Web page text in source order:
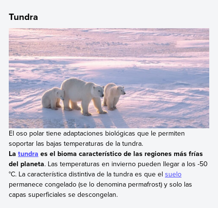
Tundra
El oso polar tiene adaptaciones biológicas que le permiten
soportar las bajas temperaturas de la tundra.
La tundra es el bioma característico de las regiones más frías
del planeta. Las temperaturas en invierno pueden llegar a los -50
°C. La característica distintiva de la tundra es que el suelo
permanece congelado (se lo denomina permafrost) y solo las
capas superficiales se descongelan.